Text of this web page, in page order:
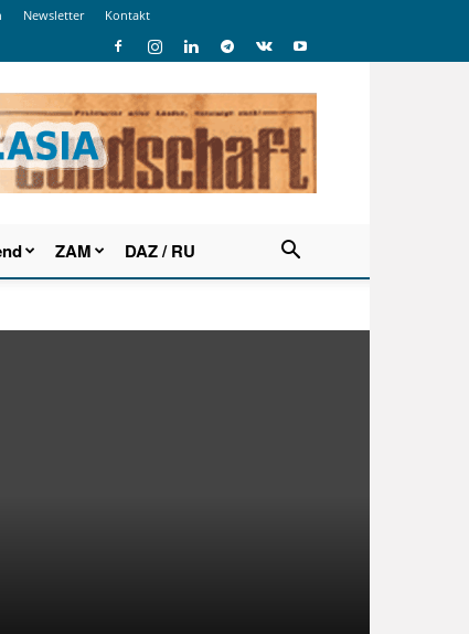
Newsletter Kontakt
ZAM DAZ / RU